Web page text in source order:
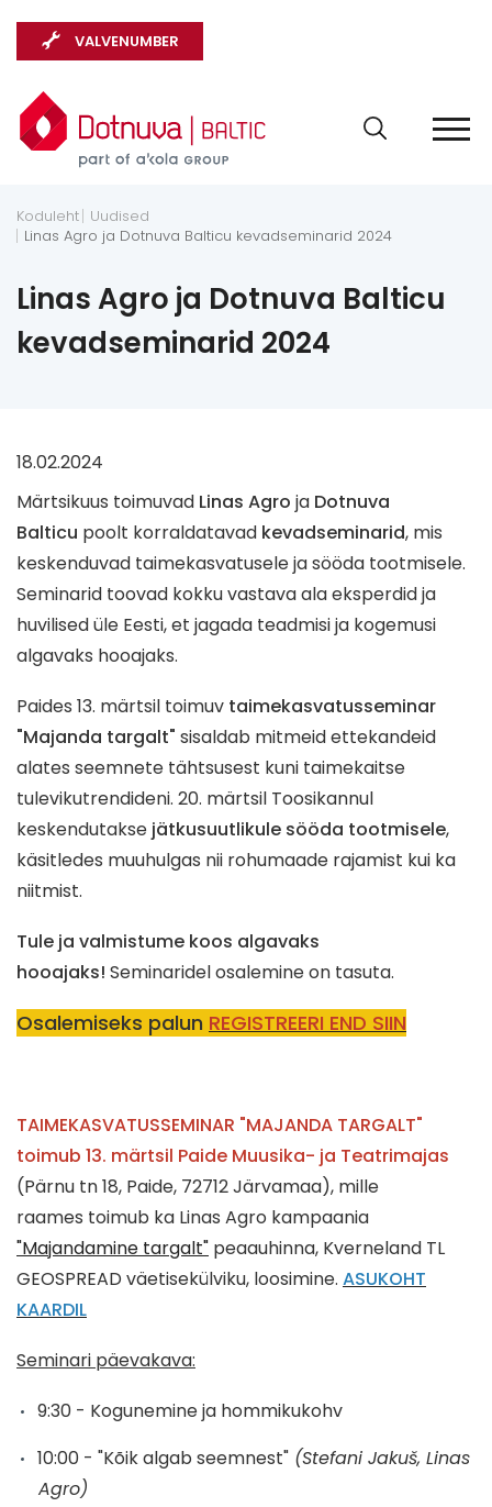
VALVENUMBER
Koduleht Uudised
Linas Agro ja Dotnuva Balticu kevadseminarid 2024
Linas Agro ja Dotnuva Balticu
kevadseminarid 2024
18.02.2024
Märtsikuus toimuvad Linas Agro ja Dotnuva
Balticu poolt korraldatavad kevadseminarid, mis
keskenduvad taimekasvatusele ja sööda tootmisele.
Seminarid toovad kokku vastava ala eksperdid ja
huvilised üle Eesti, et jagada teadmisi ja kogemusi
algavaks hooajaks.
Paides 13. märtsil toimuv taimekasvatusseminar
"Majanda targalt" sisaldab mitmeid ettekandeid
alates seemnete tähtsusest kuni taimekaitse
tulevikutrendideni. 20. märtsil Toosikannul
keskendutakse jätkusuutlikule sööda tootmisele,
käsitledes muuhulgas nii rohumaade rajamist kui ka
niitmist.
Tule ja valmistume koos algavaks
hooajaks! Seminaridel osalemine on tasuta.
Osalemiseks palun REGISTREERI END SIIN
TAIMEKASVATUSSEMINAR "MAJANDA TARGALT"
toimub 13. märtsil Paide Muusika- ja Teatrimajas
(Pärnu tn 18, Paide, 72712 Järvamaa), mille
raames toimub ka Linas Agro kampaania
"Majandamine targalt" peaauhinna, Kverneland TL
GEOSPREAD väetisekülviku, loosimine. ASUKOHT
KAARDIL
Seminari päevakava:
9:30 - Kogunemine ja hommikukohv
10:00 - "Kõik algab seemnest" (Stefani Jakuš, Linas
Agro)